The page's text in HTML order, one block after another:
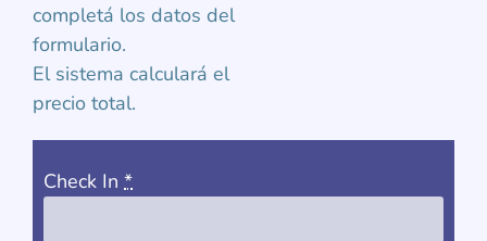
completá los datos del
formulario.
El sistema calculará el
precio total.
Check In *